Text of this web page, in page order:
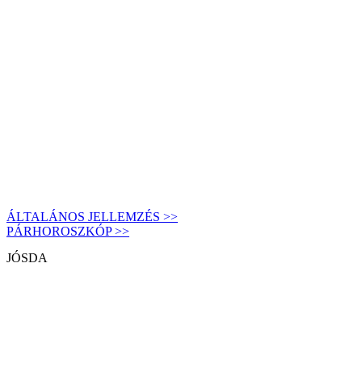
ÁLTALÁNOS JELLEMZÉS >>
PÁRHOROSZKÓP >>
JÓSDA